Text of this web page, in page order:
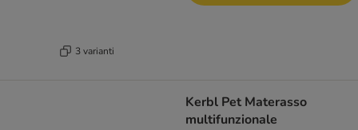
3 varianti
Kerbl Pet Materasso
multifunzionale